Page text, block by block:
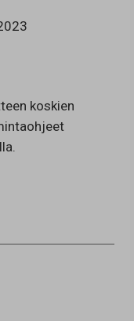
koskien